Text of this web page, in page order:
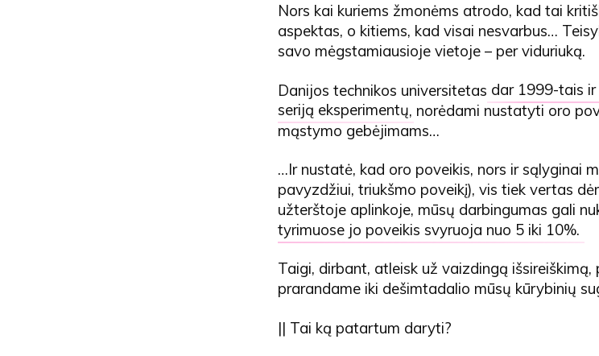
Nors kai kuriems žmonėms atrodo, kad tai
aspektas, o kitiems, kad visai nesvarbus…
savo mėgstamiausioje vietoje – per viduriuką.
Danijos technikos universitetas dar 1999-tais
seriją eksperimentų, norėdami nustatyti oro
mąstymo gebėjimams…
…Ir nustatė, kad oro poveikis, nors ir sąlyginai
pavyzdžiui, triukšmo poveikį), vis tiek vertas
užterštoje aplinkoje, mūsų darbingumas gali
tyrimuose jo poveikis svyruoja nuo 5 iki 10%.
Taigi, dirbant, atleisk už vaizdingą
prarandame iki dešimtadalio mūsų kūrybinių
|| Tai ką patartum daryti?